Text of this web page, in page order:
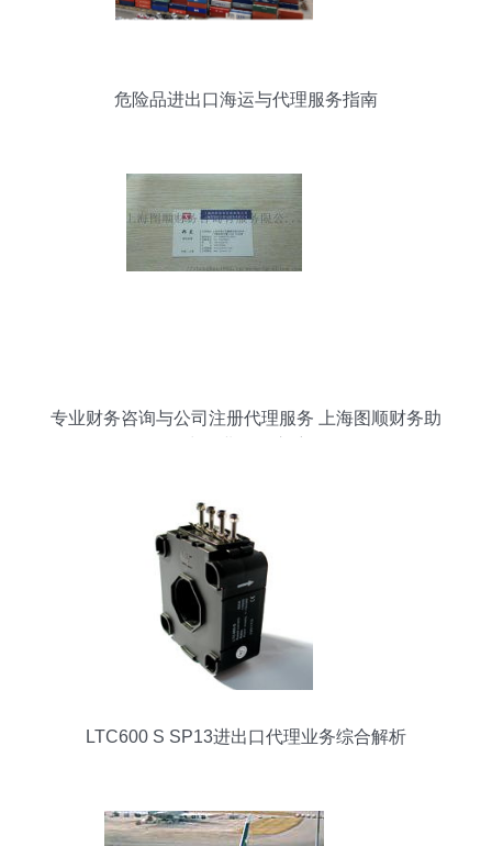
危险品进出口海运与代理服务指南
专业财务咨询与公司注册代理服务 上海图顺财务助
LTC600 S SP13进出口代理业务综合解析